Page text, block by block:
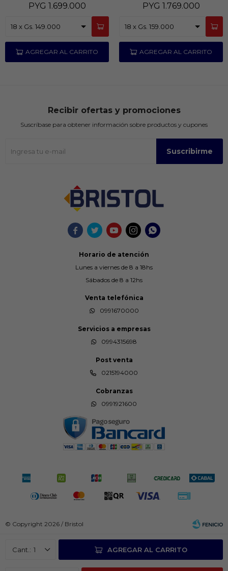
1 AGREGAR AL CARRITO
PYG 1.699.000 PYG 1.769.000
    
Horario de atención
Lunes a viernes de 8 a 18hs
Sábados de 8 a 12hs
Venta telefónica
0991670000
Servicios a empresas
0994315698
Post venta
0215194000
Cobranzas
0991921600
Recibir ofertas y promociones
Suscríbase para obtener información sobre productos y cupones
Suscribirme
© Copyright 2026 / Bristol